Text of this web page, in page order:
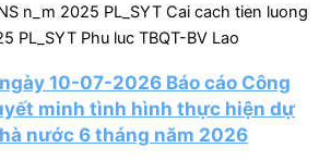
n_m 2025 PL_SYT Cai cach tien luong
PL_SYT Phu luc TBQT-BV Lao
10-07-2026 Báo cáo Công
minh tình hình thực hiện dự
nước 6 tháng năm 2026